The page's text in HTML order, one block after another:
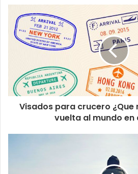
Visados para crucero
vuelta al mundo en